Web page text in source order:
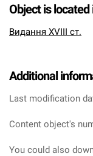
Object is
Видання XVIII ст.
Additional
Last modification
Content object's
You could also